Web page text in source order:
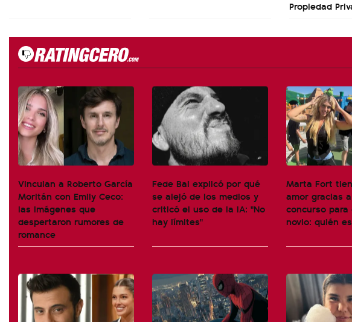
Propiedad
Vinculan a Roberto García
Moritán con Emily Ceco:
las imágenes que
despertaron rumores de
romance
Fede Bal explicó por qué
se alejó de los medios y
criticó el uso de la IA: "No
hay límites"
Marta Fort
amor gracias
concurso
novio: quién es